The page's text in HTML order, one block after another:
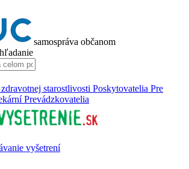
samospráva občanom
starostlivosti Poskytovatelia Pre
Prevádzkovatelia
vyšetrení